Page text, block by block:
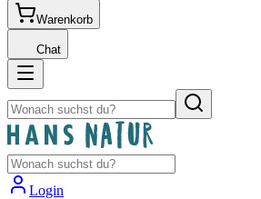
Warenkorb
Chat
Login